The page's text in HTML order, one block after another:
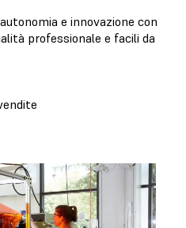
e innovazione con
professionale e facili da